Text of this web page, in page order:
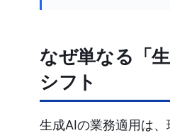
なぜ単なる「
シフト
生成AIの業務適用は